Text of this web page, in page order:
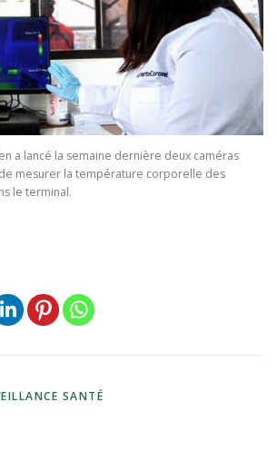
a lancé la semaine dernière deux caméras
mesurer la température corporelle des
le terminal.
SANTÉ